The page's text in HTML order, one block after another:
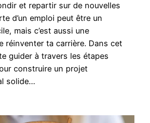
et repartir sur de nouvelles
d’un emploi peut être un
mais c’est aussi une
réinventer ta carrière. Dans cet
guider à travers les étapes
construire un projet
solide…